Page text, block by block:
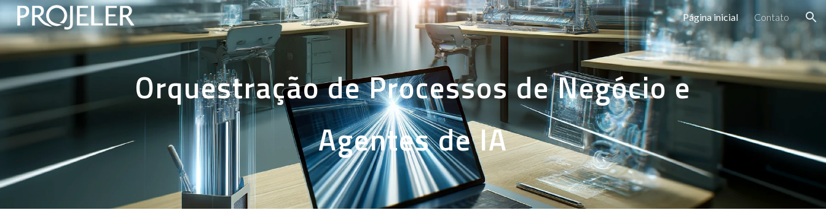
Skip to main content Skip to navigation Página inicial Contato
Orquestração de Processos de Negócio e
Agentes de IA